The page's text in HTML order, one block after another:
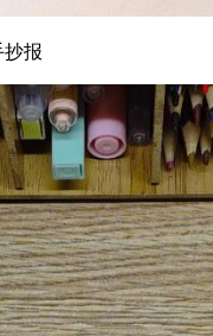
抄报